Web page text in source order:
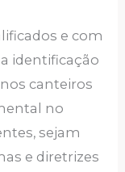
e com
identificação
canteiros
no
sejam
e diretrizes